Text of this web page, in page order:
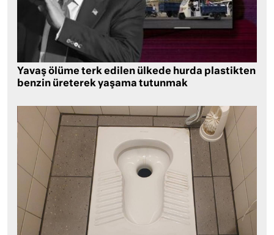
Yavaş ölüme terk edilen ülkede hurda plastikten
benzin üreterek yaşama tutunmak